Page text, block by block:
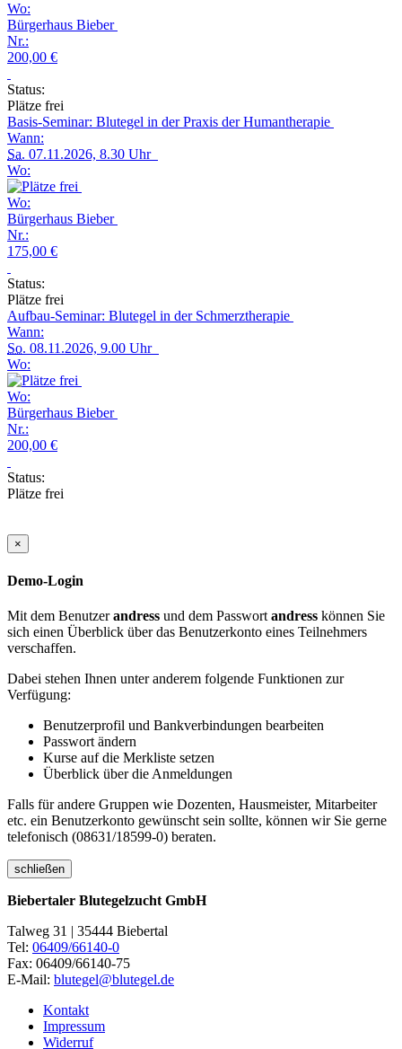
Wo:
Bürgerhaus Bieber
Nr.:
200,00 €
Status:
Plätze frei
Basis-Seminar: Blutegel in der Praxis der Humantherapie
Wann:
Sa. 07.11.2026, 8.30 Uhr
Wo:
Wo:
Bürgerhaus Bieber
Nr.:
175,00 €
Status:
Plätze frei
Aufbau-Seminar: Blutegel in der Schmerztherapie
Wann:
So. 08.11.2026, 9.00 Uhr
Wo:
Wo:
Bürgerhaus Bieber
Nr.:
200,00 €
Status:
Plätze frei
×
Demo-Login
Mit dem Benutzerandress und dem Passwort andress können Sie
sich einen Überblick über das Benutzerkonto eines Teilnehmers
verschaffen.
Dabei stehen Ihnen unter anderem folgende Funktionen zur
Verfügung:
Benutzerprofil und Bankverbindungen bearbeiten
Passwort ändern
Kurse auf die Merkliste setzen
Überblick über die Anmeldungen
Falls für andere Gruppen wie Dozenten, Hausmeister, Mitarbeiter
etc. ein Benutzerkonto gewünscht sein sollte, können wir Sie gerne
telefonisch (08631/18599-0) beraten.
schließen
Biebertaler Blutegelzucht GmbH
Talweg 31 | 35444 Biebertal
Tel: 06409/66140-0
Fax: 06409/66140-75
E-Mail: blutegel@blutegel.de
Kontakt
Impressum
Widerruf